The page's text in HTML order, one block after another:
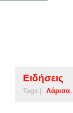
Ειδήσεις
Tags | Λάρισα